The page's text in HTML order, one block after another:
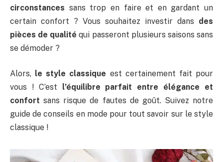
circonstances sans trop en faire et en gardant un
certain confort ? Vous souhaitez investir dans des
pièces de qualité qui passeront plusieurs saisons sans
se démoder ?
Alors, le style classique est certainement fait pour
vous ! C’est l’équilibre parfait entre élégance et
confort sans risque de fautes de goût. Suivez notre
guide de conseils en mode pour tout savoir sur le style
classique !